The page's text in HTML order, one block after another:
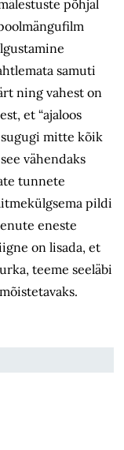
põhjal
samuti
ning vahest on
et “ajaloos
sugugi mitte kõik
vähendaks
tunnete
pildi
eneste
on lisada, et
teeme seeläbi